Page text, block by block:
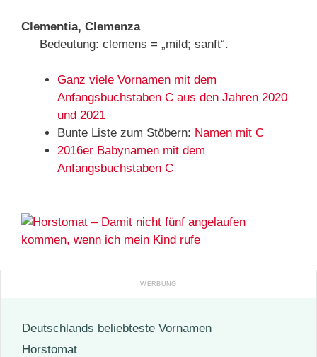
Clementia, Clemenza
Bedeutung: clemens = „mild; sanft“.
Ganz viele Vornamen mit dem
Anfangsbuchstaben C aus den Jahren 2020
und 2021
Bunte Liste zum Stöbern: Namen mit C
2016er Babynamen mit dem
Anfangsbuchstaben C
Deutschlands beliebteste Vornamen
Horstomat